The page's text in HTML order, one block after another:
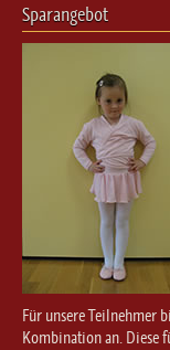
Sparangebot
Für unsere Teilnehmer
Kombination an. Diese